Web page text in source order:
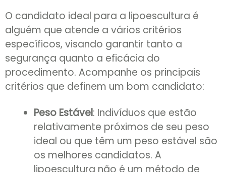
O candidato ideal para a lipoescultura é
alguém que atende a vários critérios
específicos, visando garantir tanto a
segurança quanto a eficácia do
procedimento. Acompanhe os principais
critérios que definem um bom candidato:
Peso Estável: Indivíduos que estão
relativamente próximos de seu peso
ideal ou que têm um peso estável são
os melhores candidatos. A